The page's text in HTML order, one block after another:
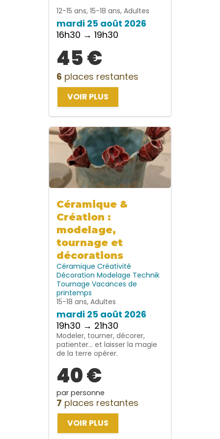
12-15 ans, 15-18 ans, Adultes
mardi 25 août 2026
16h30 → 19h30
45 €
6 places restantes
VOIR PLUS
Céramique &
Création :
modelage,
tournage et
décorations
Céramique Créativité
Décoration Modelage Technik
Tournage Vacances de
printemps
15-18 ans, Adultes
mardi 25 août 2026
19h30 → 21h30
Modeler, tourner, décorer,
patienter… et laisser la magie
de la terre opérer.
40 €
par personne
7 places restantes
VOIR PLUS